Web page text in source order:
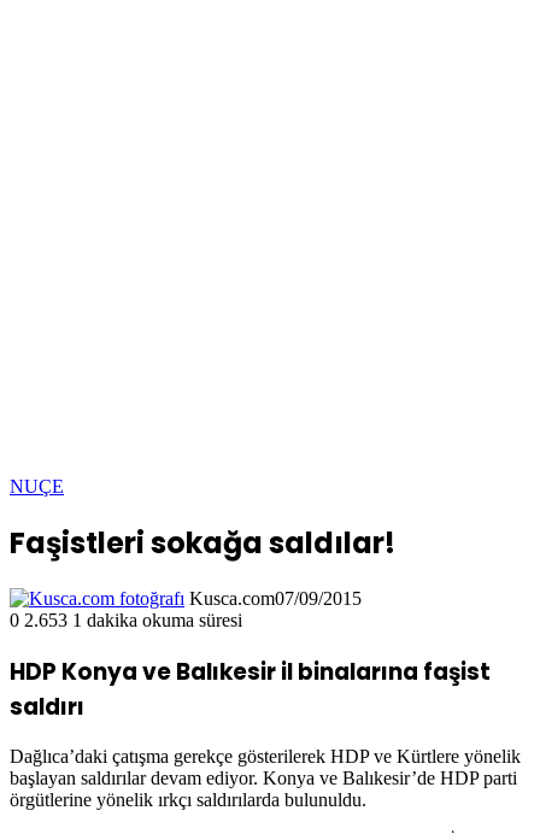
NUÇE
Faşistleri sokağa saldılar!
Kusca.com07/09/2015
0 2.653 1 dakika okuma süresi
HDP Konya ve Balıkesir il binalarına faşist
saldırı
Dağlıca’daki çatışma gerekçe gösterilerek HDP ve Kürtlere yönelik
başlayan saldırılar devam ediyor. Konya ve Balıkesir’de HDP parti
örgütlerine yönelik ırkçı saldırılarda bulunuldu.